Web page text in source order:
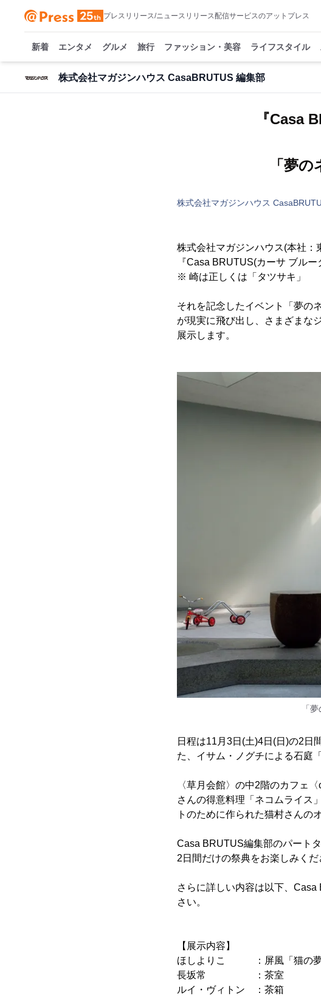
プレスリリース/ニュースリリース配信サービスのアットプレス
新着 エンタメ グルメ 旅行 ファッション・美容 ライフスタイル
株式会社マガジンハウス CasaBRUTUS 編集部
『Casa
「夢
株式会社マガジンハウス
株式会社マガジンハウス(本社
『Casa BRUTUS(カーサ ブル
※ 崎は正しくは「タツサキ」
それを記念したイベント「夢の
が現実に飛び出し、さまざまな
展示します。
「
日程は11月3日(土)4日(日)の2日
た、イサム・ノグチによる石庭
〈草月会館〉の中2階のカフェ
さんの得意料理「ネコムライス
トのために作られた猫村さんの
Casa BRUTUS編集部のパート
2日間だけの祭典をお楽しみくだ
さらに詳しい内容は以下、
さい。
【展示内容】
ほしよりこ ：屏風「猫の夢
長坂常 ：茶室
ルイ・ヴィトン ：茶箱